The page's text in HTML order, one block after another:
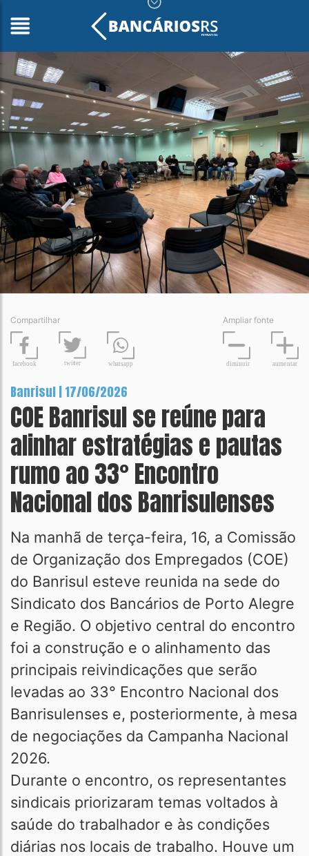
Compartilhar
facebook twitter whatsapp
Ampliar fonte
diminuir aumentar
Banrisul | 17/06/2026
COE Banrisul se reúne para
alinhar estratégias e pautas
rumo ao 33° Encontro
Nacional dos Banrisulenses
Na manhã de terça-feira, 16, a Comissão
de Organização dos Empregados (COE)
do Banrisul esteve reunida na sede do
Sindicato dos Bancários de Porto Alegre
e Região. O objetivo central do encontro
foi a construção e o alinhamento das
principais reivindicações que serão
levadas ao 33° Encontro Nacional dos
Banrisulenses e, posteriormente, à mesa
de negociações da Campanha Nacional
2026.
Durante o encontro, os representantes
sindicais priorizaram temas voltados à
saúde do trabalhador e às condições
diárias nos locais de trabalho. Houve um